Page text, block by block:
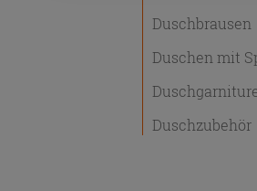
Duschbrausen
Duschen mit
Duschzubehör